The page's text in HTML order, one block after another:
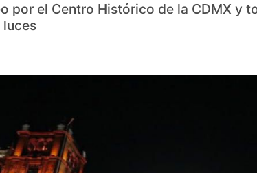
por el Centro Histórico de la CDMX y
luces